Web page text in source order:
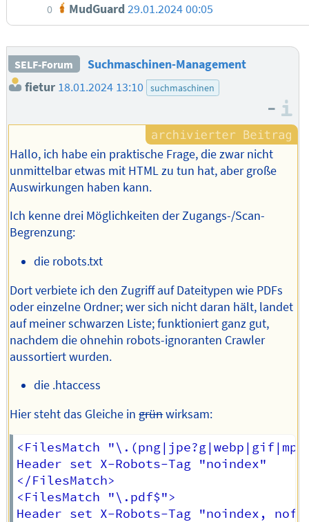
0 MudGuard 29.01.2024 00:05
SELF-Forum
Suchmaschinen-Management
fietur 18.01.2024 13:10 suchmaschinen
–
Hallo, ich habe ein praktische Frage, die zwar nicht
unmittelbar etwas mit HTML zu tun hat, aber große
Auswirkungen haben kann.
Ich kenne drei Möglichkeiten der Zugangs-/Scan-
Begrenzung:
die robots.txt
Dort verbiete ich den Zugriff auf Dateitypen wie PDFs
oder einzelne Ordner; wer sich nicht daran hält, landet
auf meiner schwarzen Liste; funktioniert ganz gut,
nachdem die ohnehin robots-ignoranten Crawler
aussortiert wurden.
die .htaccess
Hier steht das Gleiche ingrünwirksam:
<FilesMatch
Header set X-Robots-Tag "noindex"
</FilesMatch>
<FilesMatch "\.pdf$">
Header set X-Robots-Tag "noindex,